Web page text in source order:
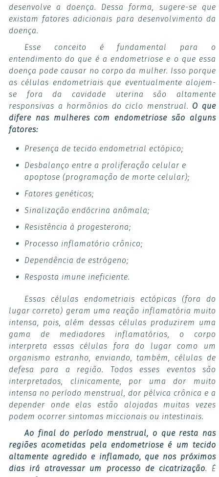
desenvolve a doença. Dessa forma, sugere-se que
existam fatores adicionais para desenvolvimento da
doença.
Esse conceito é fundamental para o
entendimento do que é a endometriose e o que essa
doença pode causar no corpo da mulher. Isso porque
as células endometriais que eventualmente alojem-
se fora da cavidade uterina são altamente
responsivas a hormônios do ciclo menstrual. O que
difere nas mulheres com endometriose são alguns
fatores:
Presença de tecido endometrial ectópico;
Desbalanço entre a proliferação celular e
apoptose (programação de morte celular);
Fatores genéticos;
Sinalização endócrina anômala;
Resistência à progesterona;
Processo inflamatório crônico;
Dependência de estrógeno;
Resposta imune ineficiente.
Essas células endometriais ectópicas (fora do
lugar correto) geram uma reação inflamatória muito
intensa, pois, além dessas células produzirem uma
gama de mediadores inflamatórios, o corpo
interpreta essas células fora do lugar como um
organismo estranho, enviando, também, células de
defesa para a região. Todos esses eventos são
interpretados, clinicamente, por uma dor muito
intensa no período menstrual, dor pélvica crônica e a
depender onde elas estão alojadas muitas vezes
podem ocorrer sintomas miccionais ou intestinais.
Ao final do período menstrual, o que resta nas
regiões acometidas pela endometriose é um tecido
altamente agredido e inflamado, que nos próximos
dias irá atravessar um processo de cicatrização. É